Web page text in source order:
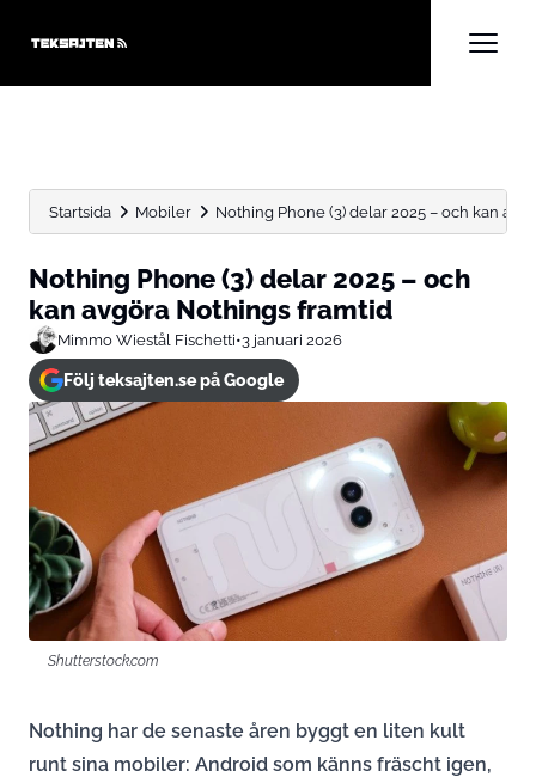
Startsida Mobiler Nothing Phone (3) delar 2025 – och kan
Nothing Phone (3) delar 2025 – och
kan avgöra Nothings framtid
Mimmo Wiestål Fischetti•3 januari 2026
Följ teksajten.se på Google
Shutterstock.com
Nothing har de senaste åren byggt en liten kult
runt sina mobiler: Android som känns fräscht igen,